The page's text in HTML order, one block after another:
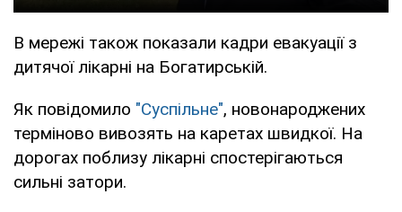
В мережі також показали кадри евакуації з
дитячої лікарні на Богатирській.
Як повідомило "Суспільне", новонароджених
терміново вивозять на каретах швидкої. На
дорогах поблизу лікарні спостерігаються
сильні затори.